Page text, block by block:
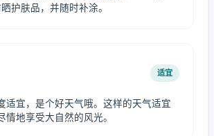
护肤品，并随时补涂。
适宜
适宜，是个好天气哦。这样的天气适宜
情地享受大自然的风光。